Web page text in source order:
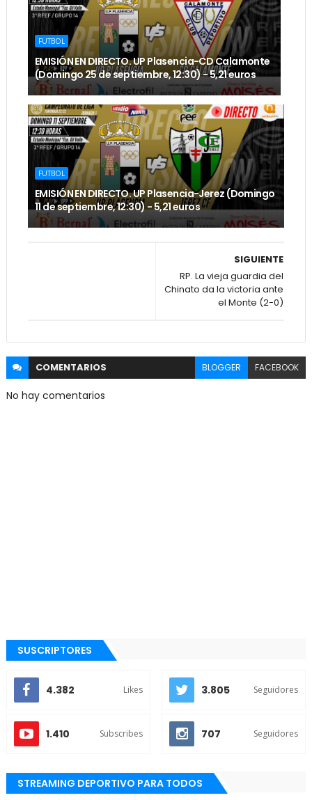
FUTBOL
EMISIÓN EN DIRECTO. UP Plasencia-CD Calamonte
(Domingo 25 de septiembre, 12:30) - 5,21 euros
FUTBOL
EMISIÓN EN DIRECTO. UP Plasencia-Jerez (Domingo
11 de septiembre, 12:30) - 5,21 euros
SIGUIENTE
RP. La vieja guardia del
Chinato da la victoria ante
el Monte (2-0)
COMENTARIOS BLOGGER FACEBOOK
No hay comentarios
SUSCRIPTORES
4.382 Likes 3.805 Seguidores
1.410 Subscribes 707 Seguidores
STREAMING DEPORTIVO PARA TODOS